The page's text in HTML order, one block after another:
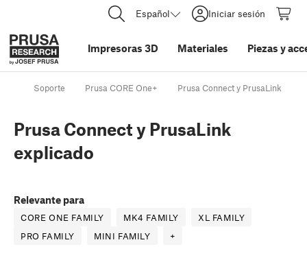
Español Iniciar sesión
Impresoras 3D Materiales Piezas y
Soporte Prusa CORE One+ Prusa Connect y PrusaLink
Prusa Connect y PrusaLink
explicado
Relevante para
CORE ONE FAMILY MK4 FAMILY
XL FAMILY
PRO FAMILY
MINI FAMILY +